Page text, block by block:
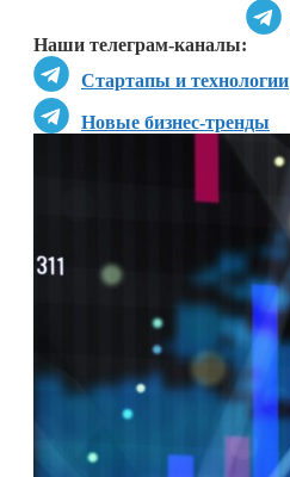
Наши телеграм-каналы:
Стартапы и технологии
Новые бизнес-тренды